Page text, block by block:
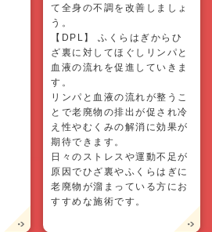
て全身の不調を改善しましょ
う。
【DPL】 ふくらはぎからひ
ざ裏に対してほぐしリンパと
血液の流れを促進していきま
す。
リンパと血液の流れが整うこ
とで老廃物の排出が促され冷
え性やむくみの解消に効果が
期待できます。
日々のストレスや運動不足が
原因でひざ裏やふくらはぎに
老廃物が溜まっている方にお
すすめな施術です。